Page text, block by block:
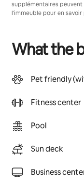
supplémentaires
l'immeuble pour en savoir
What the
Pet friendly
Fitness center
Pool
Sun deck
Business